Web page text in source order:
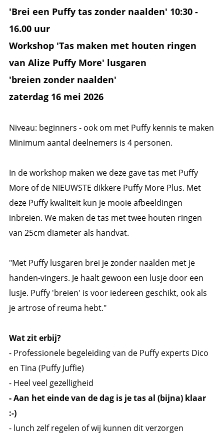
'Brei een Puffy tas zonder naalden' 10:30 -
16.00 uur
Workshop 'Tas maken met houten ringen
van Alize Puffy More' lusgaren
'breien zonder naalden'
zaterdag 16 mei 2026
Niveau: beginners - ook om met Puffy kennis te maken
Minimum aantal deelnemers is 4 personen.
In de workshop maken we deze gave tas met Puffy
More of de NIEUWSTE dikkere Puffy More Plus. Met
deze Puffy kwaliteit kun je mooie afbeeldingen
inbreien. We maken de tas met twee houten ringen
van 25cm diameter als handvat.
"Met Puffy lusgaren brei je zonder naalden met je
handen-vingers. Je haalt gewoon een lusje door een
lusje. Puffy 'breien' is voor iedereen geschikt, ook als
je artrose of reuma hebt."
Wat zit erbij?
- Professionele begeleiding van de Puffy experts Dico
en Tina (Puffy Juffie)
- Heel veel gezelligheid
- Aan het einde van de dag is je tas al (bijna) klaar
:-)
- lunch zelf regelen of wij kunnen dit verzorgen